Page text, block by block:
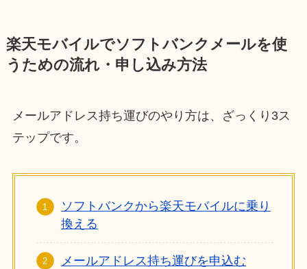
楽天モバイルでソフトバンクメールを使
うための流れ・申し込み方法
メールアドレス持ち運びのやり方は、ざっくり3ス
テップです。
ソフトバンクから楽天モバイルに乗り
換える
メールアドレス持ち運びを申込む